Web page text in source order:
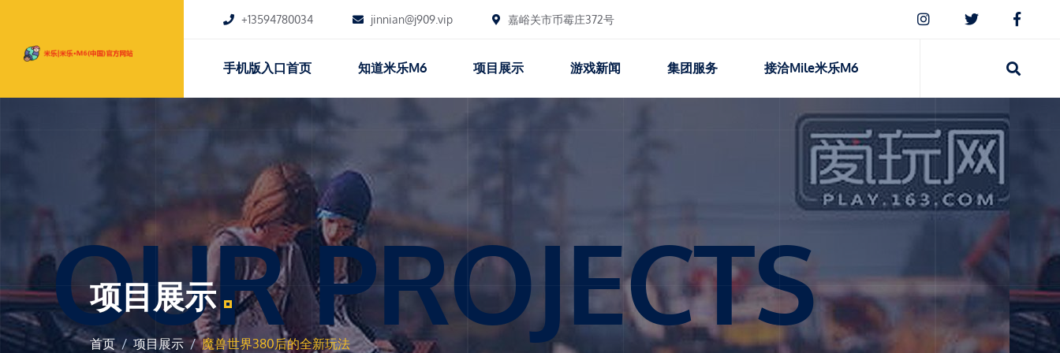
+13594780034 jinnian@j909.vip 嘉峪关市币霉庄372号
手机版入口首页 知道米乐M6 项目展示 游戏新闻 集团服务 接洽mile米乐m6
OUR PROJECTS
项目展示
首页 项目展示 魔兽世界380后的全新玩法